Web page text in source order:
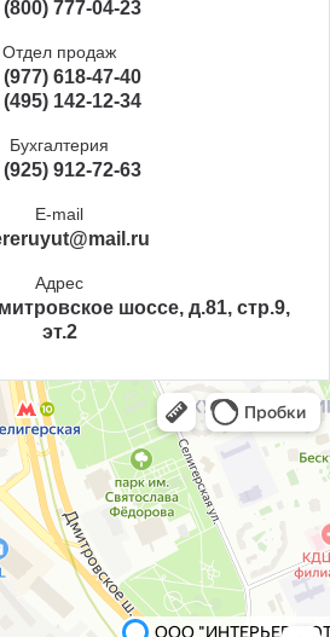
(800) 777-04-23
Отдел продаж
(977) 618-47-40
(495) 142-12-34
Бухгалтерия
(925) 912-72-63
E-mail
Адрес
шоссе, д.81, стр.9,
эт.2